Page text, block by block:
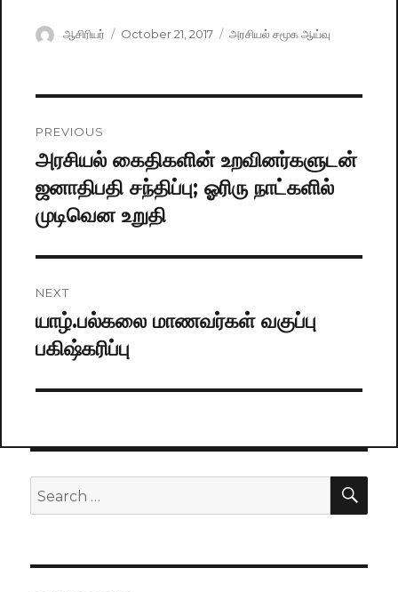
Author
ஆசிரியர்
Posted
October 21, 2017 Categories
அரசியல் சமூக ஆய்வு
navigation
PREVIOUS
Previous
post:
அரசியல் கைதிகளின் உறவினர்களுடன்
ஜனாதிபதி சந்திப்பு; ஓரிரு நாட்களில்
முடிவென உறுதி
NEXT
Next
post:
யாழ்.பல்கலை மாணவர்கள் வகுப்பு
பகிஷ்கரிப்பு
Search
for: